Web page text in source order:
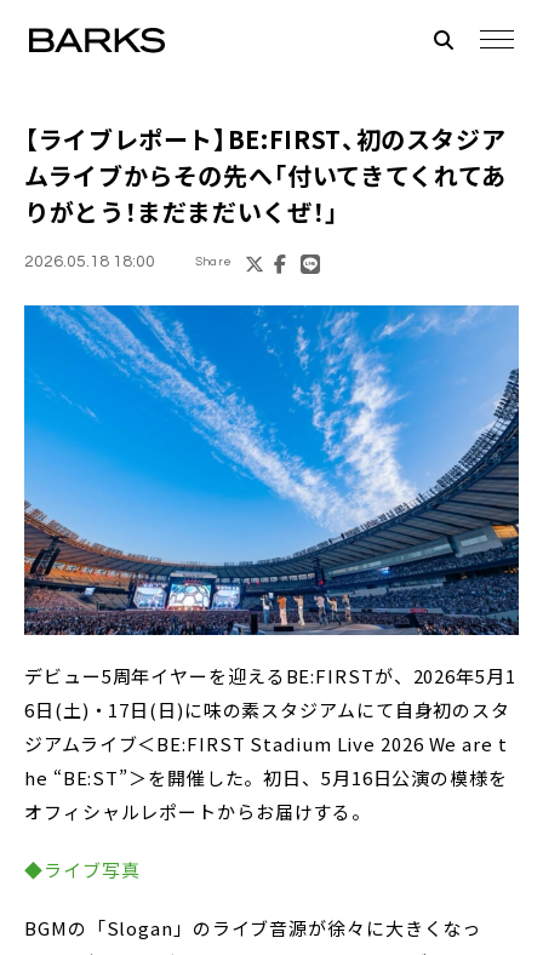
【ライブレポート】BE:FIRST、初のスタジア
ムライブからその先へ「付いてきてくれてあ
りがとう！まだまだいくぜ！」
2026.05.18 18:00 Share
デビュー5周年イヤーを迎えるBE:FIRSTが、2026年5月1
6日(土)・17日(日)に味の素スタジアムにて自身初のスタ
ジアムライブ＜BE:FIRST Stadium Live 2026 We are t
he “BE:ST”＞を開催した。初日、5月16日公演の模様を
オフィシャルレポートからお届けする。
◆ライブ写真
BGMの「Slogan」のライブ音源が徐々に大きくなっ